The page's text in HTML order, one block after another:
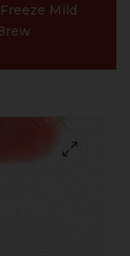
Mild